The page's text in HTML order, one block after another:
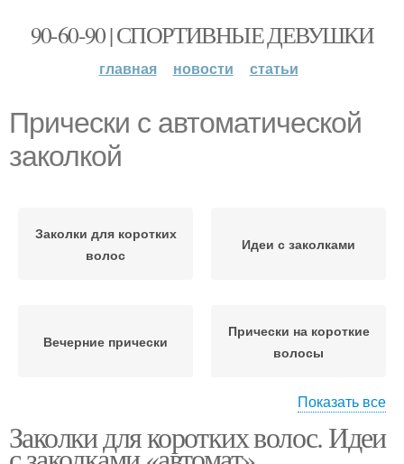
90-60-90 | СПОРТИВНЫЕ ДЕВУШКИ
главная новости статьи
Прически с автоматической
заколкой
Заколки для коротких
волос
Идеи с заколками
Вечерние прически
Прически на короткие
волосы
Модные прически Прически с заколкой
Показать все
Заколки для коротких волос. Идеи